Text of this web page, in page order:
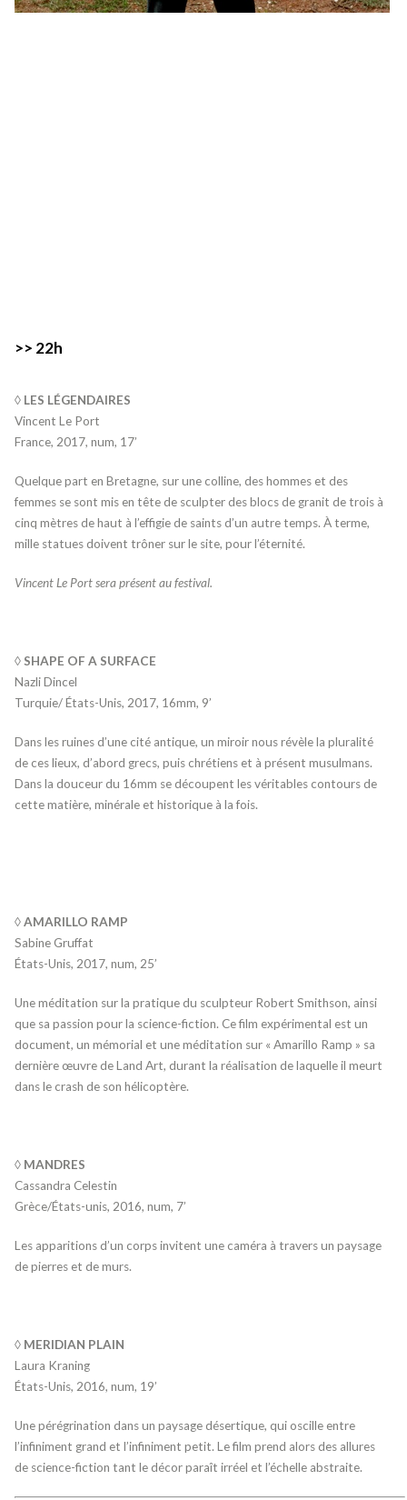
>> 22h
◊ LES LÉGENDAIRES
Vincent Le Port
France, 2017, num, 17’
Quelque part en Bretagne, sur une colline, des hommes et des
femmes se sont mis en tête de sculpter des blocs de granit de trois à
cinq mètres de haut à l’effigie de saints d’un autre temps. À terme,
mille statues doivent trôner sur le site, pour l’éternité.
Vincent Le Port sera présent au festival.
◊ SHAPE OF A SURFACE
Nazli Dincel
Turquie/ États-Unis, 2017, 16mm, 9’
Dans les ruines d’une cité antique, un miroir nous révèle la pluralité
de ces lieux, d’abord grecs, puis chrétiens et à présent musulmans.
Dans la douceur du 16mm se découpent les véritables contours de
cette matière, minérale et historique à la fois.
◊ AMARILLO RAMP
Sabine Gruffat
États-Unis, 2017, num, 25’
Une méditation sur la pratique du sculpteur Robert Smithson, ainsi
que sa passion pour la science-fiction. Ce film expérimental est un
document, un mémorial et une méditation sur « Amarillo Ramp » sa
dernière œuvre de Land Art, durant la réalisation de laquelle il meurt
dans le crash de son hélicoptère.
◊ MANDRES
Cassandra Celestin
Grèce/États-unis, 2016, num, 7’
Les apparitions d’un corps invitent une caméra à travers un paysage
de pierres et de murs.
◊ MERIDIAN PLAIN
Laura Kraning
États-Unis, 2016, num, 19’
Une pérégrination dans un paysage désertique, qui oscille entre
l’infiniment grand et l’infiniment petit. Le film prend alors des allures
de science-fiction tant le décor paraît irréel et l’échelle abstraite.